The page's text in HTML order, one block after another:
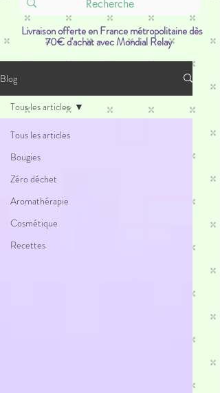
Livraison offerte en France métropolitaine dès
70€ d'achat avec Mondial Relay
Blog
Tous les articles
Bougies
Zéro déchet
Aromathérapie
Cosmétique
Recettes
Tous les articles